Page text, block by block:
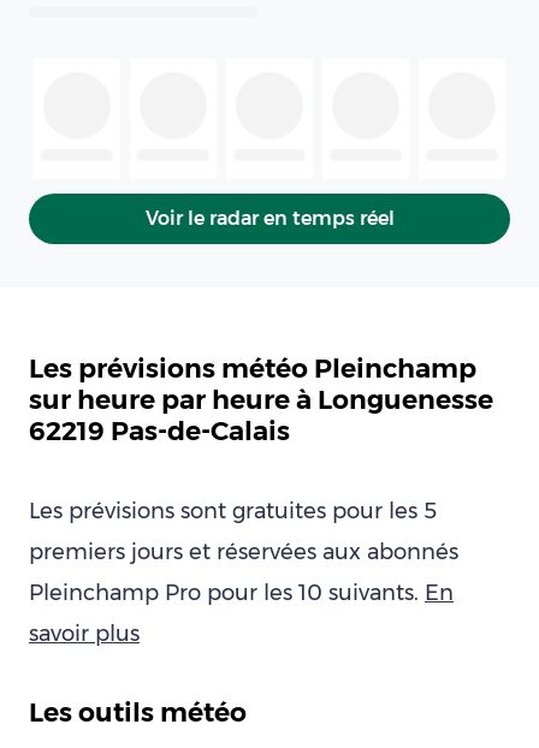
Voir le radar en temps réel
Les prévisions météo Pleinchamp
sur heure par heure à Longuenesse
62219 Pas-de-Calais
Les prévisions sont gratuites pour les 5
premiers jours et réservées aux abonnés
Pleinchamp Pro pour les 10 suivants. En
savoir plus
Les outils météo